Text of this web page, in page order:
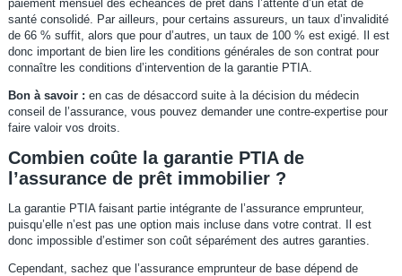
paiement mensuel des échéances de prêt dans l’attente d’un état de
santé consolidé. Par ailleurs, pour certains assureurs, un taux d’invalidité
de 66 % suffit, alors que pour d’autres, un taux de 100 % est exigé. Il est
donc important de bien lire les conditions générales de son contrat pour
connaître les conditions d’intervention de la garantie PTIA.
Bon à savoir : en cas de désaccord suite à la décision du médecin
conseil de l’assurance, vous pouvez demander une contre-expertise pour
faire valoir vos droits.
Combien coûte la garantie PTIA de
l’assurance de prêt immobilier ?
La garantie PTIA faisant partie intégrante de l’assurance emprunteur,
puisqu’elle n’est pas une option mais incluse dans votre contrat. Il est
donc impossible d’estimer son coût séparément des autres garanties.
Cependant, sachez que l’assurance emprunteur de base dépend de